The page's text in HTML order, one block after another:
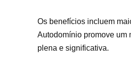
Os benefícios incluem
Autodomínio promove um
plena e significativa.